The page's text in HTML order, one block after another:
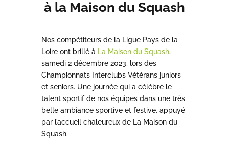
à la Maison du Squash
Nos compétiteurs de la Ligue Pays de la
Loire ont brillé à La Maison du Squash,
samedi 2 décembre 2023, lors des
Championnats Interclubs Vétérans juniors
et seniors. Une journée qui a célébré le
talent sportif de nos équipes dans une très
belle ambiance sportive et festive, appuyé
par l’accueil chaleureux de La Maison du
Squash.